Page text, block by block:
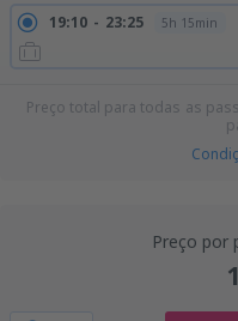
19:10 23:25 5h 15min
Preço total para todas as
Preço por